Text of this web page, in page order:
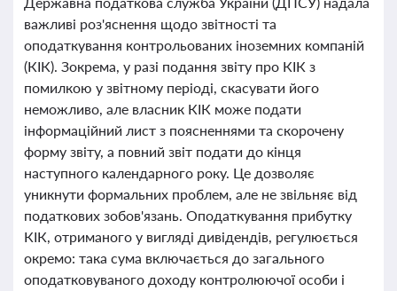
важливі роз'яснення щодо звітності та
оподаткування контрольованих іноземних компаній
(КІК). Зокрема, у разі подання звіту про КІК з
помилкою у звітному періоді, скасувати його
неможливо, але власник КІК може подати
інформаційний лист з поясненнями та скорочену
форму звіту, а повний звіт подати до кінця
наступного календарного року. Це дозволяє
уникнути формальних проблем, але не звільняє від
податкових зобов'язань. Оподаткування прибутку
КІК, отриманого у вигляді дивідендів, регулюється
окремо: така сума включається до загального
оподатковуваного доходу контролюючої особи і